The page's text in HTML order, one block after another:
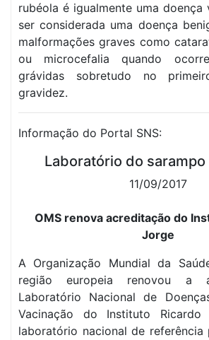
rubéola é igualmente uma doença
ser considerada uma doença
malformações graves como
ou microcefalia quando
grávidas sobretudo no
gravidez.
Informação do Portal SNS:
Laboratório do
11/09/2017
OMS renova acreditação do
Jorge
A Organização Mundial da
região europeia renovou a
Laboratório Nacional de
Vacinação do Instituto
laboratório nacional de